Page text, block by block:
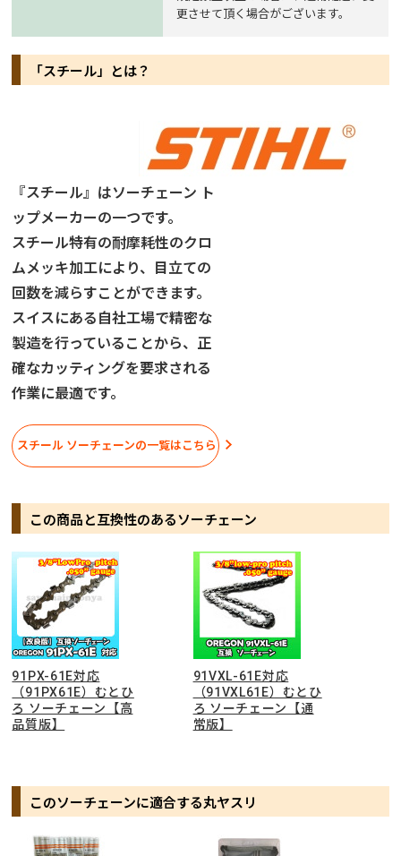
更させて頂く場合がございます。
「スチール」とは？
『スチール』はソーチェーン ト
ップメーカーの一つです。
スチール特有の耐摩耗性のクロ
ムメッキ加工により、目立ての
回数を減らすことができます。
スイスにある自社工場で精密な
製造を行っていることから、正
確なカッティングを要求される
作業に最適です。
スチール ソーチェーンの一覧はこちら
この商品と互換性のあるソーチェーン
91PX-61E対応
（91PX61E）むとひ
ろ ソーチェーン【高
品質版】
91VXL-61E対応
（91VXL61E）むとひ
ろ ソーチェーン【通
常版】
このソーチェーンに適合する丸ヤスリ